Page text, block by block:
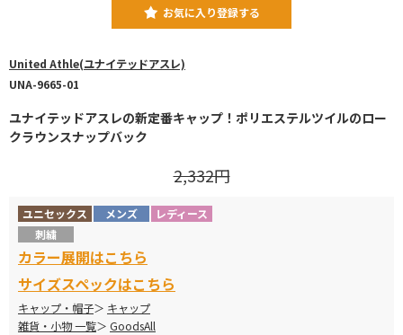
お気に入り登録する
United Athle(ユナイテッドアスレ)
UNA-9665-01
ユナイテッドアスレの新定番キャップ！ポリエステルツイルのロー
クラウンスナップバック
2,332円
ユニセックス メンズ
レディース
刺繍
カラー展開はこちら
サイズスペックはこちら
キャップ・帽子
キャップ
雑貨・小物 一覧
GoodsAll